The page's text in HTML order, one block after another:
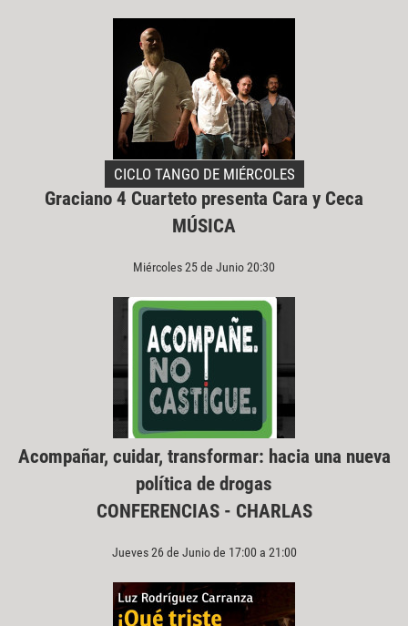
CICLO TANGO DE MIÉRCOLES
Graciano 4 Cuarteto presenta Cara y Ceca
MÚSICA
Miércoles 25 de Junio 20:30
Acompañar, cuidar, transformar: hacia una nueva
política de drogas
CONFERENCIAS - CHARLAS
Jueves 26 de Junio de 17:00 a 21:00